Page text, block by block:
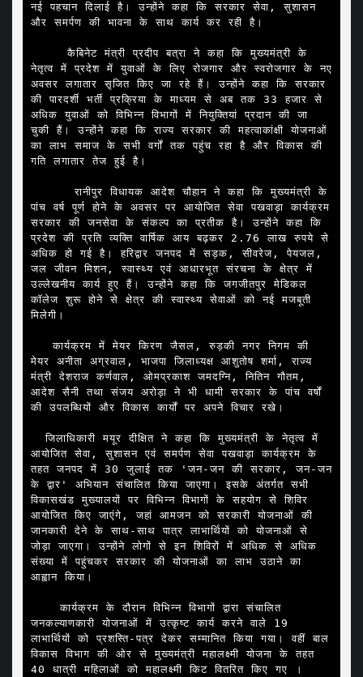
नई पहचान दिलाई है। उन्होंने कहा कि सरकार सेवा, सुशासन
और समर्पण की भावना के साथ कार्य कर रही है।
     कैबिनेट मंत्री प्रदीप बत्रा ने कहा कि मुख्यमंत्री के
नेतृत्व में प्रदेश में युवाओं के लिए रोजगार और स्वरोजगार के नए
अवसर लगातार सृजित किए जा रहे हैं। उन्होंने कहा कि सरकार
की पारदर्शी भर्ती प्रक्रिया के माध्यम से अब तक 33 हजार से
अधिक युवाओं को विभिन्न विभागों में नियुक्तियां प्रदान की जा
चुकी हैं। उन्होंने कहा कि राज्य सरकार की महत्वाकांक्षी योजनाओं
का लाभ समाज के सभी वर्गों तक पहुंच रहा है और विकास की
गति लगातार तेज हुई है।
      रानीपुर विधायक आदेश चौहान ने कहा कि मुख्यमंत्री के
पांच वर्ष पूर्ण होने के अवसर पर आयोजित सेवा पखवाड़ा कार्यक्रम
सरकार की जनसेवा के संकल्प का प्रतीक है। उन्होंने कहा कि
प्रदेश की प्रति व्यक्ति वार्षिक आय बढ़कर 2.76 लाख रुपये से
अधिक हो गई है। हरिद्वार जनपद में सड़क, सीवरेज, पेयजल,
जल जीवन मिशन, स्वास्थ्य एवं आधारभूत संरचना के क्षेत्र में
उल्लेखनीय कार्य हुए हैं। उन्होंने कहा कि जगजीतपुर मेडिकल
कॉलेज शुरू होने से क्षेत्र की स्वास्थ्य सेवाओं को नई मजबूती
मिलेगी।
   कार्यक्रम में मेयर किरण जैसल, रुड़की नगर निगम की
मेयर अनीता अग्रवाल, भाजपा जिलाध्यक्ष आशुतोष शर्मा, राज्य
मंत्री देशराज कर्णवाल, ओमप्रकाश जमदग्नि, नितिन गौतम,
आदेश सैनी तथा संजय अरोड़ा ने भी धामी सरकार के पांच वर्षों
की उपलब्धियों और विकास कार्यों पर अपने विचार रखे।
  जिलाधिकारी मयूर दीक्षित ने कहा कि मुख्यमंत्री के नेतृत्व में
आयोजित सेवा, सुशासन एवं समर्पण सेवा पखवाड़ा कार्यक्रम के
तहत जनपद में 30 जुलाई तक 'जन-जन की सरकार, जन-जन
के द्वार' अभियान संचालित किया जाएगा। इसके अंतर्गत सभी
विकासखंड मुख्यालयों पर विभिन्न विभागों के सहयोग से शिविर
आयोजित किए जाएंगे, जहां आमजन को सरकारी योजनाओं की
जानकारी देने के साथ-साथ पात्र लाभार्थियों को योजनाओं से
जोड़ा जाएगा। उन्होंने लोगों से इन शिविरों में अधिक से अधिक
संख्या में पहुंचकर सरकार की योजनाओं का लाभ उठाने का
आह्वान किया।
    कार्यक्रम के दौरान विभिन्न विभागों द्वारा संचालित
जनकल्याणकारी योजनाओं में उत्कृष्ट कार्य करने वाले 19
लाभार्थियों को प्रशस्ति-पत्र देकर सम्मानित किया गया। वहीं बाल
विकास विभाग की ओर से मुख्यमंत्री महालक्ष्मी योजना के तहत
40 धात्री महिलाओं को महालक्ष्मी किट वितरित किए गए ।